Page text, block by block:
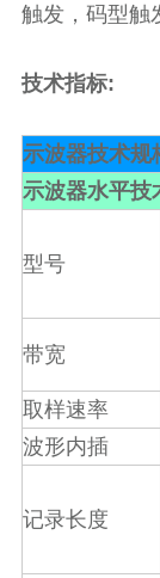
触发，码型触
技术指标:
示波器技术规
示波器水平技
型号
带宽
取样速率
波形内插
记录长度